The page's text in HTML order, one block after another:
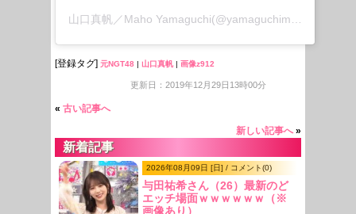
山口真帆／Maho Yamaguchi(@yamaguchimaho_official)がシェアした投稿 –
[登録タグ] 元NGT48 | 山口真帆 | 画像z912
更新日：2019年12月29日13時00分
« 古い記事へ
新しい記事へ»
新着記事
2026年08月09日 [日] / コメント(0)
与田祐希さん（26）最新のど
エッチ場面ｗｗｗｗｗｗ（※
画像あり）